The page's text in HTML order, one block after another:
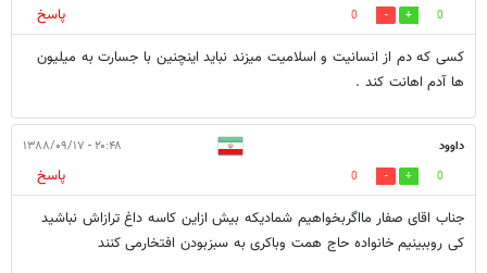
0
0
پاسخ
کسی که دم از انسانیت و اسلامیت میزند نباید اینچنین با جسارت به میلیون
ها آدم اهانت کند .
داوود ۲۰:۴۸ - ۱۳۸۸/۰۹/۱۷
0
0
پاسخ
جناب اقای صفار مااگربخواهیم شمادیکه بیش ازاین کاسه داغ ترازاش نباشید
کی روببینیم خانواده حاج همت وباکری به سبزبودن افتخارمی کنند